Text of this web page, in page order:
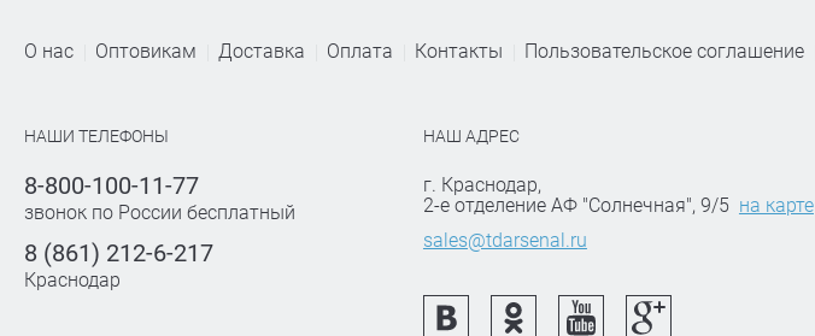
О нас Оптовикам Доставка Оплата Контакты Пользовательское соглашение
НАШИ ТЕЛЕФОНЫ
8-800-100-11-77
звонок по России бесплатный
8 (861) 212-6-217
Краснодар
НАШ АДРЕС
г. Краснодар,
2-е отделение АФ "Солнечная", 9/5 на карте
sales@tdarsenal.ru